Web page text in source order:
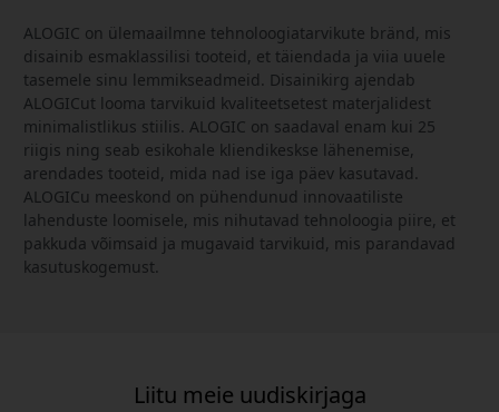
ALOGIC on ülemaailmne tehnoloogiatarvikute bränd, mis
disainib esmaklassilisi tooteid, et täiendada ja viia uuele
tasemele sinu lemmikseadmeid. Disainikirg ajendab
ALOGICut looma tarvikuid kvaliteetsetest materjalidest
minimalistlikus stiilis. ALOGIC on saadaval enam kui 25
riigis ning seab esikohale kliendikeskse lähenemise,
arendades tooteid, mida nad ise iga päev kasutavad.
ALOGICu meeskond on pühendunud innovaatiliste
lahenduste loomisele, mis nihutavad tehnoloogia piire, et
pakkuda võimsaid ja mugavaid tarvikuid, mis parandavad
kasutuskogemust.
Liitu meie uudiskirjaga